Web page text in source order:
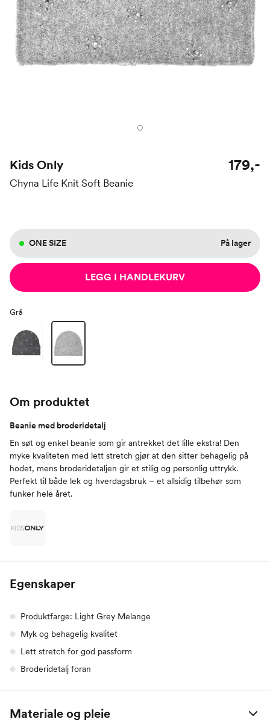
Kids Only
Chyna Life Knit Soft Beanie
179,-
ONE SIZE På lager
LEGG I HANDLEKURV
Grå
Om produktet
Beanie med broderidetalj
En søt og enkel beanie som gir antrekket det lille ekstra! Den
myke kvaliteten med lett stretch gjør at den sitter behagelig på
hodet, mens broderidetaljen gir et stilig og personlig uttrykk.
Perfekt til både lek og hverdagsbruk – et allsidig tilbehør som
funker hele året.
Egenskaper
Produktfarge: Light Grey Melange
Myk og behagelig kvalitet
Lett stretch for god passform
Broderidetalj foran
Materiale og pleie